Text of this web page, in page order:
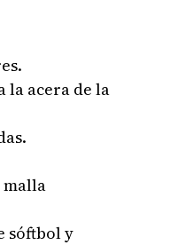
la acera de la
malla
sóftbol y